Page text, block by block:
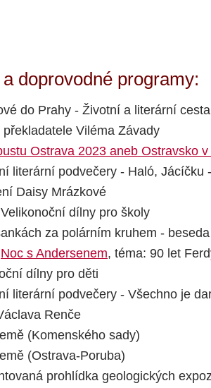
doprovodné programy:
do Prahy - Životní a literární
Viléma Závady
Ostrava 2023 aneb Ostravsko
literární podvečery - Haló, Jácíčku
Daisy Mrázkové
dílny pro školy
za polárním kruhem -
Noc s Andersenem, téma: 90 let
dílny pro děti
literární podvečery - Všechno je
Renče
(Komenského sady)
(Ostrava-Poruba)
prohlídka geologických